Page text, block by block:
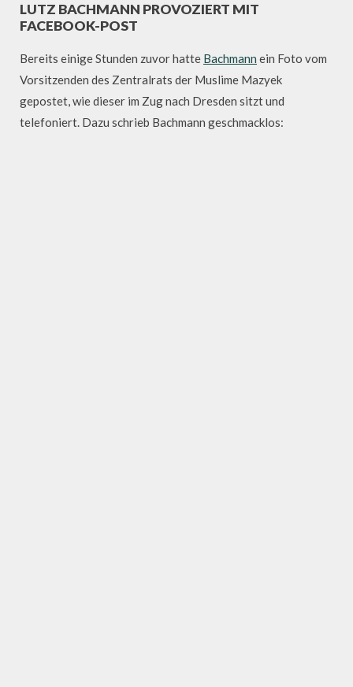
LUTZ BACHMANN PROVOZIERT MIT
FACEBOOK-POST
Bereits einige Stunden zuvor hatte Bachmann ein Foto vom
Vorsitzenden des Zentralrats der Muslime Mazyek
gepostet, wie dieser im Zug nach Dresden sitzt und
telefoniert. Dazu schrieb Bachmann geschmacklos: